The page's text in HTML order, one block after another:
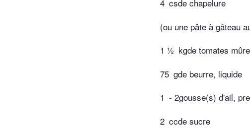
4 csde chapelure
(ou une pâte à gâteau
1 ½ kgde tomates
75 gde beurre, liquide
1 - 2gousse(s) d'ail,
2 ccde sucre